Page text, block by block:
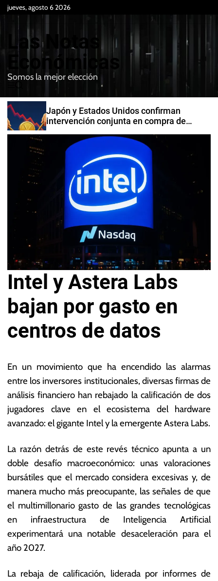
jueves, agosto 6 2026
Las Notas
Económicas
Somos la mejor elección
e
n
u
B
u
c
a
Japón y Estados Unidos confirman
intervención conjunta en compra de
Intel y Astera Labs
bajan por gasto en
centros de datos
6
e
m
a
y
o
e
2
2
6
a
N
o
ta
s
E
o
n
m
ic
a
En un movimiento que ha encendido las alarmas
entre los inversores institucionales, diversas firmas de
análisis financiero han rebajado la calificación de dos
jugadores clave en el ecosistema del hardware
avanzado: el gigante Intel y la emergente Astera Labs.
La razón detrás de este revés técnico apunta a un
doble desafío macroeconómico: unas valoraciones
bursátiles que el mercado considera excesivas y, de
manera mucho más preocupante, las señales de que
el multimillonario gasto de las grandes tecnológicas
en infraestructura de Inteligencia Artificial
experimentará una notable desaceleración para el
año 2027.
La rebaja de calificación, liderada por informes de